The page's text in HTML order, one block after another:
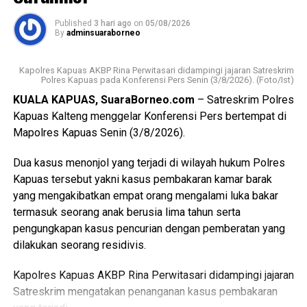
WhatsApp
transformasi Posyandu yang kini tidak hanya berfokus
pada pelayanan kesehatan ibu dan anak, tetapi juga
mencakup enam bidang Standar Pelayanan Minimal.
Ia mengatakan keberhasilan implementasi Posyandu 6
Bidang SPM memerlukan kolaborasi seluruh pihak mulai
dari pemerintah daerah pemerintah kecamatan pemerintah
desa tenaga kesehatan kader Posyandu hingga
“Oleh karena itu sinergi lintas sektor menjadi kunci agar
berbagai persoalan kesehatan dan sosial dapat dideteksi
sejak dini serta ditangani secara cepat dan tepat, ” katanya.
Lebih lanjut ia mengatakan melalui kegiatan tersebut Tim
Pembina Posyandu Kabupaten Kapuas juga memperkuat
koordinasi.
“Dalam hal ini dengan pemerintah kecamatan pemerintah
Published 3 hari ago on 05/08/2026
By adminsuaraborneo
Kapolres Kapuas AKBP Rina Perwitasari didampingi jajaran Satreskrim
Polres Kapuas pada Konferensi Pers Senin (3/8/2026). (Foto/Ist)
KUALA KAPUAS, SuaraBorneo.com – Satreskrim Polres
Kapuas Kalteng menggelar Konferensi Pers bertempat di
Mapolres Kapuas Senin (3/8/2026).
Dua kasus menonjol yang terjadi di wilayah hukum Polres
Kapuas tersebut yakni kasus pembakaran kamar barak
yang mengakibatkan empat orang mengalami luka bakar
termasuk seorang anak berusia lima tahun serta
pengungkapan kasus pencurian dengan pemberatan yang
dilakukan seorang residivis.
Kapolres Kapuas AKBP Rina Perwitasari didampingi jajaran
Satreskrim mengatakan penanganan kasus pembakaran